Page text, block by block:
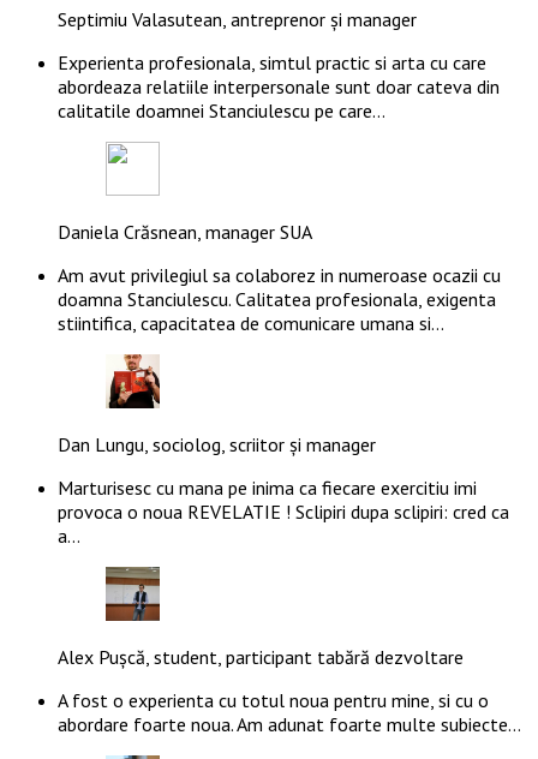
Septimiu Valasutean, antreprenor și manager
Experienta profesionala, simtul practic si arta cu care
abordeaza relatiile interpersonale sunt doar cateva din
calitatile doamnei Stanciulescu pe care…
Daniela Crăsnean, manager SUA
Am avut privilegiul sa colaborez in numeroase ocazii cu
doamna Stanciulescu. Calitatea profesionala, exigenta
stiintifica, capacitatea de comunicare umana si…
Dan Lungu, sociolog, scriitor și manager
Marturisesc cu mana pe inima ca fiecare exercitiu imi
provoca o noua REVELATIE ! Sclipiri dupa sclipiri: cred ca
a…
Alex Pușcă, student, participant tabără dezvoltare
A fost o experienta cu totul noua pentru mine, si cu o
abordare foarte noua. Am adunat foarte multe subiecte…